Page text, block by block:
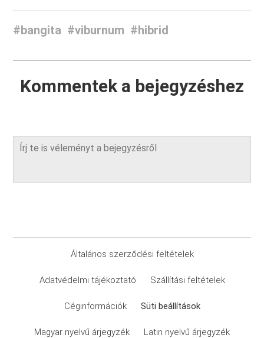
#bangita #viburnum #hibrid
Kommentek a bejegyzéshez
Általános szerződési feltételek
Adatvédelmi tájékoztató Szállítási feltételek
Céginformációk Süti beállítások
Magyar nyelvű árjegyzék Latin nyelvű árjegyzék